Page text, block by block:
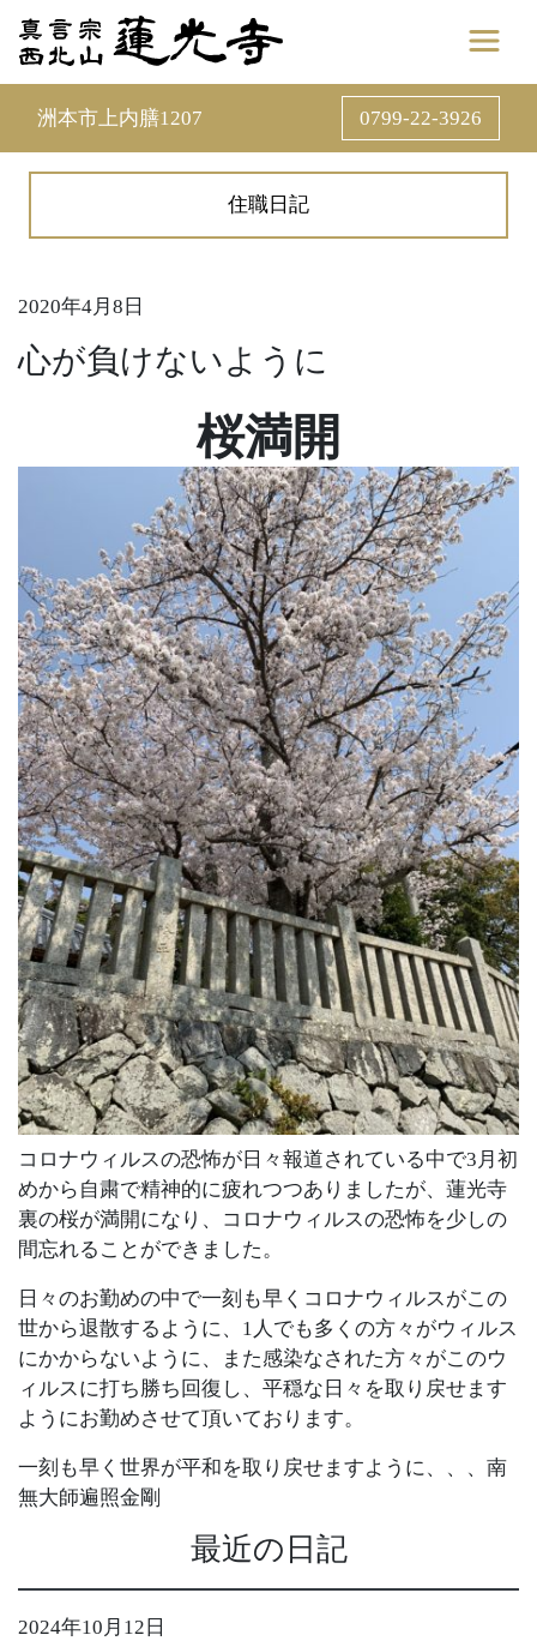
洲本市上内膳1207 0799-22-3926
住職日記
2020年4月8日
心が負けないように
桜満開
コロナウィルスの恐怖が日々報道されている中で3月初
めから自粛で精神的に疲れつつありましたが、蓮光寺
裏の桜が満開になり、コロナウィルスの恐怖を少しの
間忘れることができました。
日々のお勤めの中で一刻も早くコロナウィルスがこの
世から退散するように、1人でも多くの方々がウィルス
にかからないように、また感染なされた方々がこのウ
ィルスに打ち勝ち回復し、平穏な日々を取り戻せます
ようにお勤めさせて頂いております。
一刻も早く世界が平和を取り戻せますように、、、南
無大師遍照金剛
最近の日記
2024年10月12日